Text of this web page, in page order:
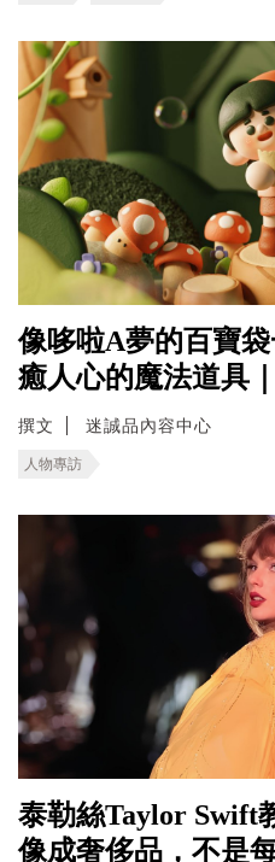
像哆啦A夢的百寶
癒人心的魔法道具
撰文 迷誠品內容中心
人物專訪
泰勒絲Taylor Swift
像成奢侈品，不是